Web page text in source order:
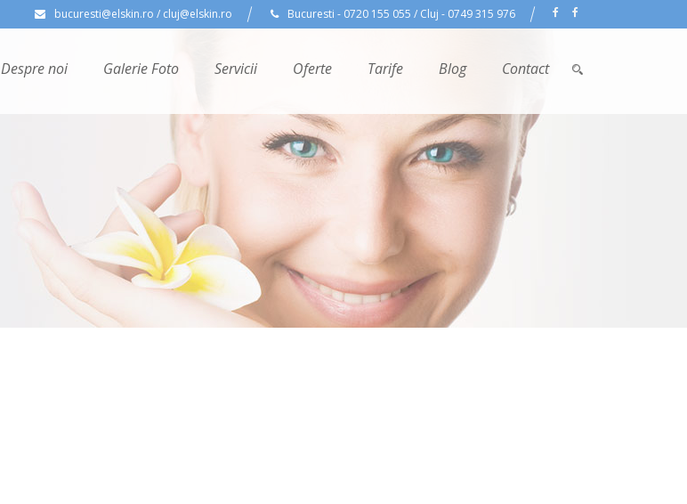
bucuresti@elskin.ro / cluj@elskin.ro Bucuresti - 0720 155 055 / Cluj - 0749 315 976
Despre noi Galerie Foto Servicii Oferte Tarife Blog Contact